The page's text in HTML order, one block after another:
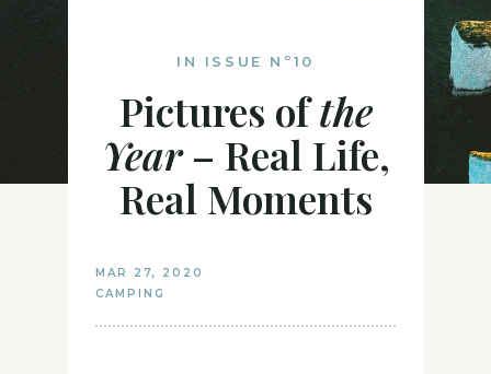
IN ISSUE Nº10
Pictures ofthe
Year– Real Life,
Real Moments
MAR 27, 2020
CAMPING